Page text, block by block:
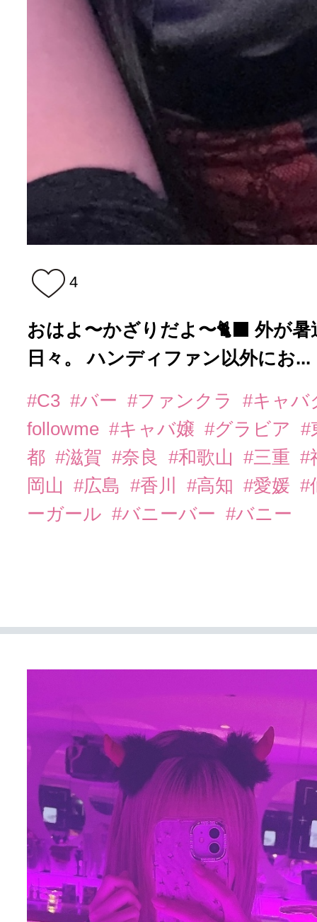
4
おはよ〜かざりだよ〜🐈‍⬛ 外が
日々。 ハンディファン以外にお...
#C3 #バー #ファンクラ
#キャ
followme #キャバ嬢 #グラビア
#
都 #滋賀 #奈良 #和歌山 #三重 #
岡山
#広島 #香川 #高知 #愛媛 #
ーガール #バニーバー #バニー